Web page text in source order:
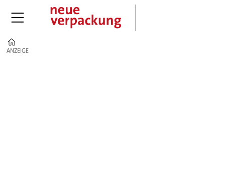
ANZEIGE
ANZEIGE